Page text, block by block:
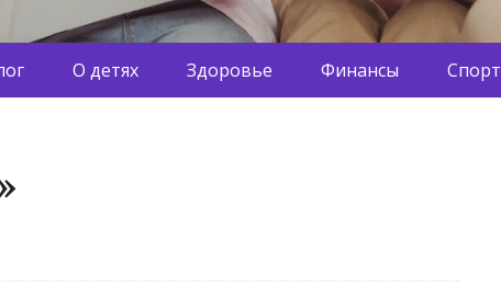
О детях Здоровье Финансы Спорт